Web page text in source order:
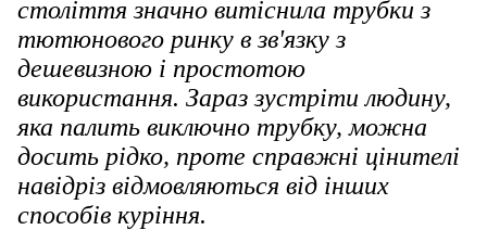
століття значно витіснила трубки з
тютюнового ринку в зв'язку з
дешевизною і простотою
використання. Зараз зустріти людину,
яка палить виключно трубку, можна
досить рідко, проте справжні цінителі
навідріз відмовляються від інших
способів куріння.